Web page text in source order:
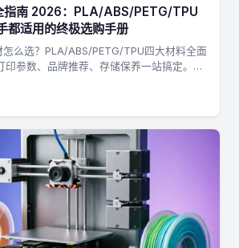
指南 2026：PLA/ABS/PETG/TPU
都适用的终极选购手册
么选？PLA/ABS/PETG/TPU四大材料全面
印参数、品牌推荐、存储保养一站搞定。附